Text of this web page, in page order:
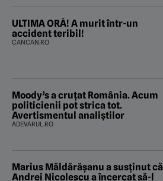
ULTIMA ORĂ! A murit într-un
accident teribil!
CANCAN.RO
Moody’s a cruțat România. Acum
politicienii pot strica tot.
Avertismentul analiștilor
ADEVARUL.RO
Marius Măldărăşanu a susţinut că
Andrei Nicolescu a încercat să-l